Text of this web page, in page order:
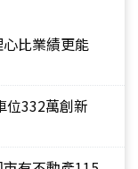
比業績更能
位332萬創新